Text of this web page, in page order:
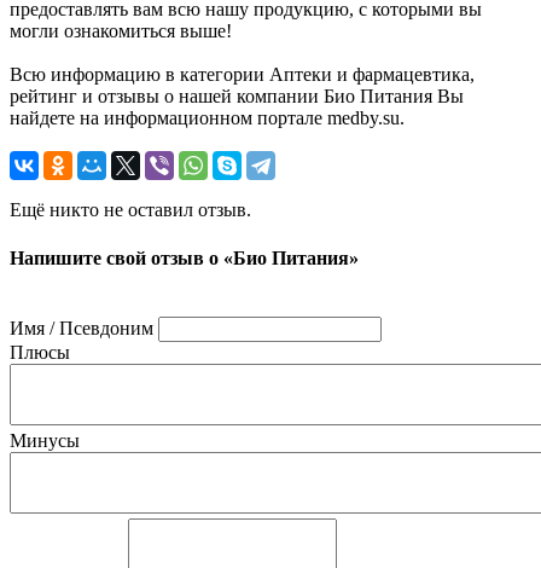
предоставлять вам всю нашу продукцию, с которыми вы
могли ознакомиться выше!
Всю информацию в категории Аптеки и фармацевтика,
рейтинг и отзывы о нашей компании Био Питания Вы
найдете на информационном портале medby.su.
Ещё никто не оставил отзыв.
Напишите свой отзыв о «Био Питания»
Имя / Псевдоним
Плюсы
Минусы